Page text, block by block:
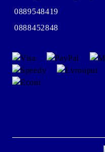
0889548419
0888452848